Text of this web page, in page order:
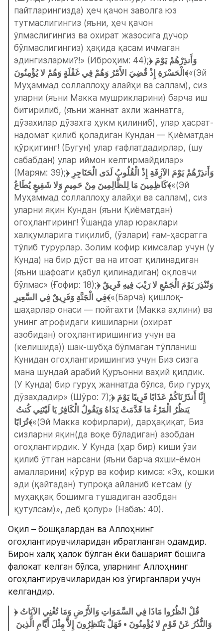
пайтларингизда) ҳеч қачон заволга юз
тутмаслигингиз (яъни, ҳеч қачон
ўлмаслигингиз ва охират жазосига дучор
бўлмаслигингиз) ҳақида қасам ичмаган
эдингизларми?!» (Иброҳим: 44);﴿وَأَنذِرْهُمْ يَوْمَ
الْحَسْرَةِ إِذْ قُضِيَ الأَمْرُ وَهُمْ فِي غَفْلَةٍ وَهُمْ لا يُؤْمِنُونَ﴾«(Эй
Муҳаммад соллаллоҳу алайҳи ва саллам), сиз
уларни (яъни Макка мушрикларини) барча иш
битирилиб, (яъни жаннат ахли жаннатга,
дўзахилар дўзахга ҳукм қилиниб), улар ҳасрат-
надомат қилиб қоладиган Кундан — Қиёматдан
қўрқитинг! (Бугун) улар ғафлатдадирлар, (шу
сабабдан) улар иймон келтирмайдилар»
(Марям: 39);﴿وَأَنذِرْهُمْ يَوْمَ الآزِفَةِ إِذْ الْقُلُوبُ لَدَى الْحَنَاجِرِ
كَاظِمِينَ مَا لِلظَّالِمِينَ مِنْ حَمِيمٍ وَلا شَفِيعٍ يُطَاعُ﴾«(Эй
Муҳаммад соллаллоҳу алайҳи ва саллам), сиз
уларни яқин Кундан (яъни Қиёматдан)
огоҳлантиринг! Ўшанда улар юраклари
халқумларига тиқилиб, (ўзлари) ғам-ҳасратга
тўлиб турурлар. Золим кофир кимсалар учун (у
Кунда) на бир дўст ва на итоат қилинадиган
(яъни шафоати қабул қилинадиган) оқловчи
бўлмас» (Ғофир: 18);﴿وَتُنْذِرَ يَوْمَ الْجَمْعِ لا رَيْبَ فِيهِ فَرِيقٌ
فِي الْجَنَّةِ وَفَرِيقٌ فِي السَّعِيرِ﴾«(Барча) қишлоқ-
шаҳарлар онаси — пойтахти (Макка аҳлини) ва
унинг атрофидаги кишиларни (охират
азобидан) огоҳлантиришингиз учун ва
(келишида)) шак-шубҳа бўлмаган тўпланиш
Кунидан огоҳлантиришингиз учун Биз сизга
мана шундай арабий Қуръонни ваҳий қилдик.
(У Кунда) бир гуруҳ жаннатда бўлса, бир гуруҳ
дўзахдадир» (Шўро: 7);﴿إِنَّا أَنذَرْنَاكُمْ عَذَابًا قَرِيبًا يَوْمَ
تُرَابًا﴾«(Эй Макка кофирлари), дарҳақиқат, Биз
сизларни яқин(да воқе бўладиган) азобдан
огоҳлантирдик. У Кунда (ҳар бир) киши ўзи
қилиб ўтган нарсани (яъни барча яхши-ёмон
амалларини) кўрур ва кофир кимса: «Эҳ, кошки
эди (қайтадан) тупроқа айланиб кетсам (у
муҳаққақ бошимга тушадиган азобдан
қутулсам)», деб қолур» (Набаъ: 40).
Оқил – бошқалардан ва Аллоҳнинг
огоҳлантирувчиларидан ибратланган одамдир.
Бирон халқ ҳалок бўлган ёки башарият бошига
фалокат келган бўлса, уларнинг Аллоҳнинг
огоҳлантирувчиларидан юз ўгирганлари учун
келгандир.
﴿قُلْ انْظُرُوا مَاذَا فِي السَّمَوَاتِ وَالأَرْضِ وَمَا تُغْنِي الآيَاتُ